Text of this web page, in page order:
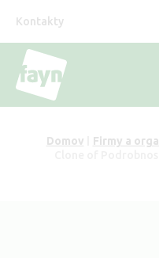
obsah
Odkazy
hlavička
Kontakty
Omrvinka
Domov Firmy a